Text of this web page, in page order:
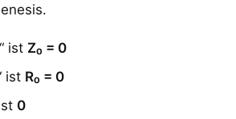
ist Z₀ = 0
ist R₀ = 0
0